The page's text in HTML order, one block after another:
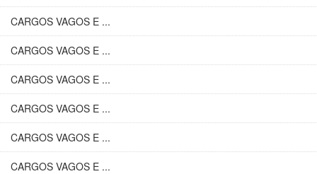
CARGOS VAGOS E ...
CARGOS VAGOS E ...
CARGOS VAGOS E ...
CARGOS VAGOS E ...
CARGOS VAGOS E ...
CARGOS VAGOS E ...